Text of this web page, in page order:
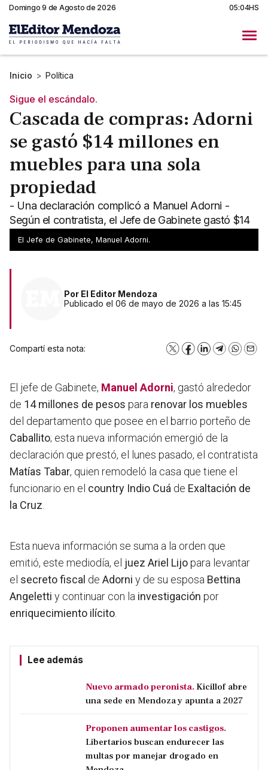
Domingo 9 de Agosto de 2026 05:04HS
Inicio > Política
Sigue el escándalo.
Cascada de compras: Adorni
se gastó $14 millones en
muebles para una sola
propiedad
- Una declaración complicó a Manuel Adorni -
Según el contratista, el Jefe de Gabinete gastó $14
millones en muebles
El Jefe de Gabinete, Manuel Adorni.
Por El Editor Mendoza
Publicado el 06 de mayo de 2026 a las 15:45
Compartí esta nota: X Facebook
LinkedInTelegram
El jefe de Gabinete, Manuel Adorni, gastó alrededor
de 14 millones de pesos para renovar los muebles
del departamento que posee en el barrio porteño de
Caballito; esta nueva información emergió de la
declaración que prestó, el lunes pasado, el contratista
Matías Tabar, quien remodeló la casa que tiene el
funcionario en el country Indio Cuá de Exaltación de
la Cruz
Esta nueva información se suma a la orden que
emitió, este mediodía, el juez Ariel Lijopara levantar
el secreto fiscal de Adorni y de su esposa Bettina
Angeletti y continuar con la investigación por
enriquecimiento ilícito
Lee además
Nuevo armado peronista. Kicillof abre
una sede en Mendoza y apunta a 2027
Proponen aumentar los castigos.
Libertarios buscan endurecer las
multas por manejar drogado en